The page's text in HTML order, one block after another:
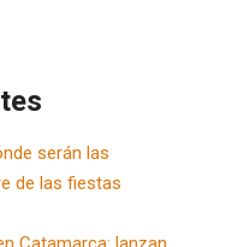
serán las
de las fiestas